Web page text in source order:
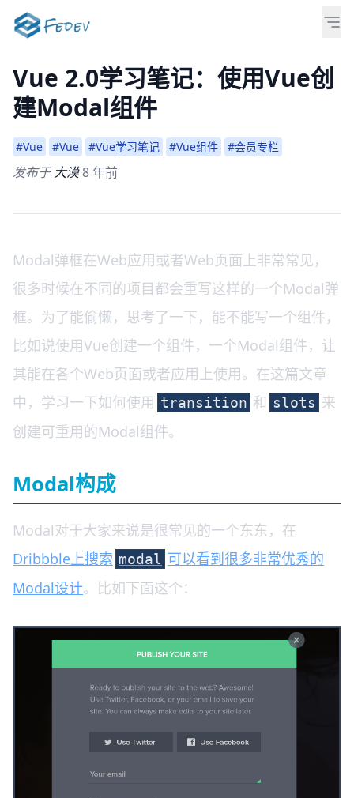
Vue 2.0学习笔记：使用Vue创
建Modal组件
#Vue #Vue #Vue学习笔记 #Vue组件 #会员专栏
发布于大漠8 年前
Modal弹框在Web应用或者Web页面上非常常见，
很多时候在不同的项目都会重写这样的一个Modal弹
框。为了能偷懒，思考了一下，能不能写一个组件，
比如说使用Vue创建一个组件，一个Modal组件，让
其能在各个Web页面或者应用上使用。在这篇文章
中，学习一下如何使用 transition 和 slots 来
创建可重用的Modal组件。
Modal构成
Modal对于大家来说是很常见的一个东东，在
Dribbble上搜索 modal 可以看到很多非常优秀的
Modal设计。比如下面这个：